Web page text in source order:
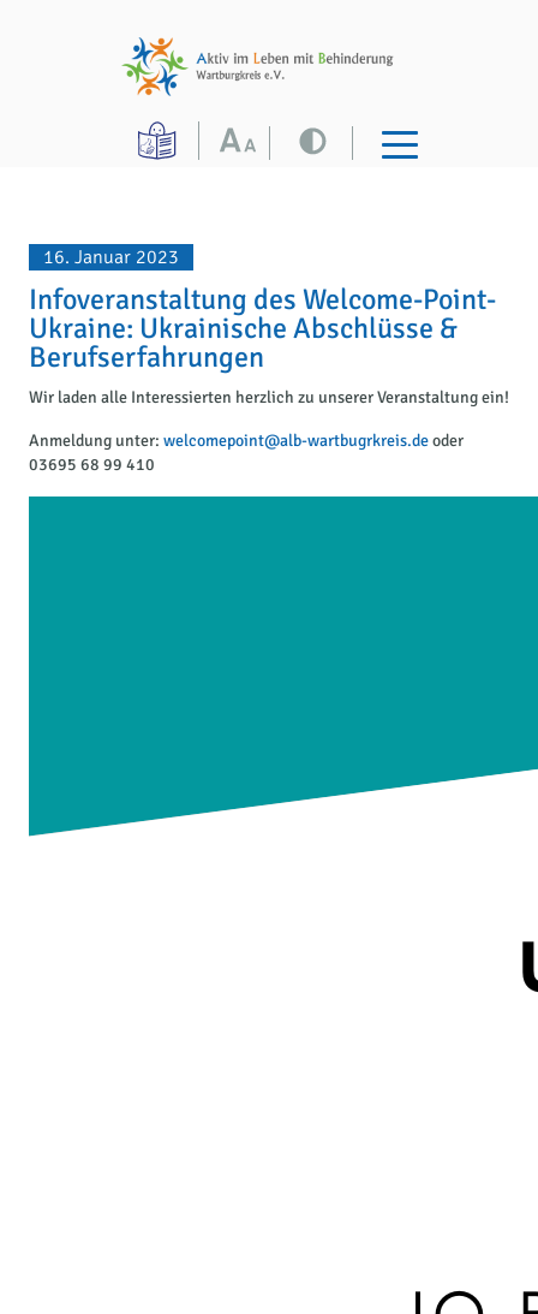
16. Januar 2023
Infoveranstaltung des Welcome-Point-
Ukraine: Ukrainische Abschlüsse &
Berufserfahrungen
Wir laden alle Interessierten herzlich zu unserer Veranstaltung ein!
Anmeldung unter: welcomepoint@alb-wartbugrkreis.deoder
03695 68 99 410